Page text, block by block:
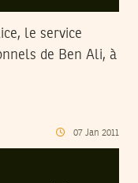
le service
de Ben Ali, à
07 Jan 2011